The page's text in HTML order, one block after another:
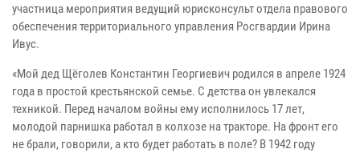
участница мероприятия ведущий юрисконсульт отдела правового
обеспечения территориального управления Росгвардии Ирина
Ивус.
«Мой дед Щёголев Константин Георгиевич родился в апреле 1924
года в простой крестьянской семье. С детства он увлекался
техникой. Перед началом войны ему исполнилось 17 лет,
молодой парнишка работал в колхозе на тракторе. На фронт его
не брали, говорили, а кто будет работать в поле? В 1942 году